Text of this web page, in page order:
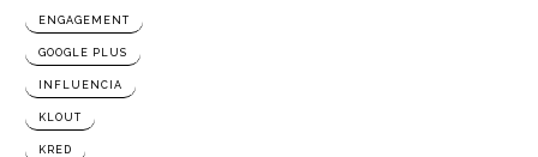
ENGAGEMENT
GOOGLE PLUS
INFLUENCIA
KLOUT
KRED